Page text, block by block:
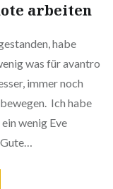
arbeiten
habe
was für avantro
immer noch
Ich habe
wenig Eve